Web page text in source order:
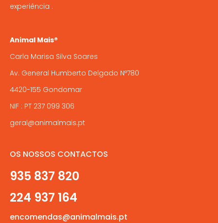
experiência .
Animal Mais®
Carla Marisa Silva Soares
Av. General Humberto Delgado Nº780
4420-155 Gondomar
NIF : PT 237 099 306
geral@animalmais.pt
OS NOSSOS CONTACTOS
935 837 820
224 937 164
encomendas@animalmais.pt